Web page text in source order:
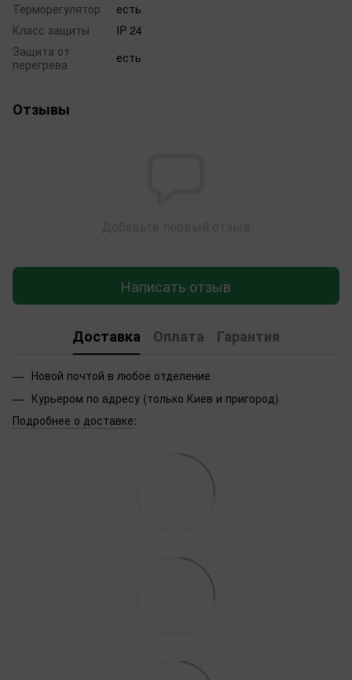
Терморегулятор
есть
Класс защиты
IP 24
Защита от
перегрева
есть
Отзывы
Написать отзыв
Доставка Оплата Гарантия
Новой почтой в любое отделение
Курьером по адресу (только Киев и пригород)
Подробнее о доставке: